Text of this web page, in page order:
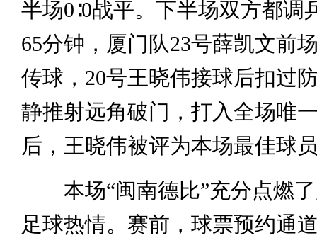
半场0∶0战平。下半场双方都调
65分钟，厦门队23号薛凯文前
传球，20号王晓伟接球后扣过
静推射远角破门，打入全场唯
后，王晓伟被评为本场最佳球
本场“闽南德比”充分点燃了
足球热情。赛前，球票预约通